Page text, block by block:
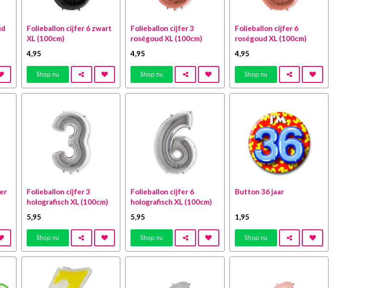
Folieballon cijfer 6 zwart
XL (100cm)
4,95
Shop nu
Folieballon cijfer 3
roségoud XL (100cm)
4,95
Shop nu
Folieballon cijfer 6
roségoud XL (100cm)
4,95
Shop nu
Folieballon cijfer 3
holografisch XL (100cm)
5,95
Shop nu
Folieballon cijfer 6
holografisch XL (100cm)
5,95
Shop nu
Button 36 jaar
1,95
Shop nu